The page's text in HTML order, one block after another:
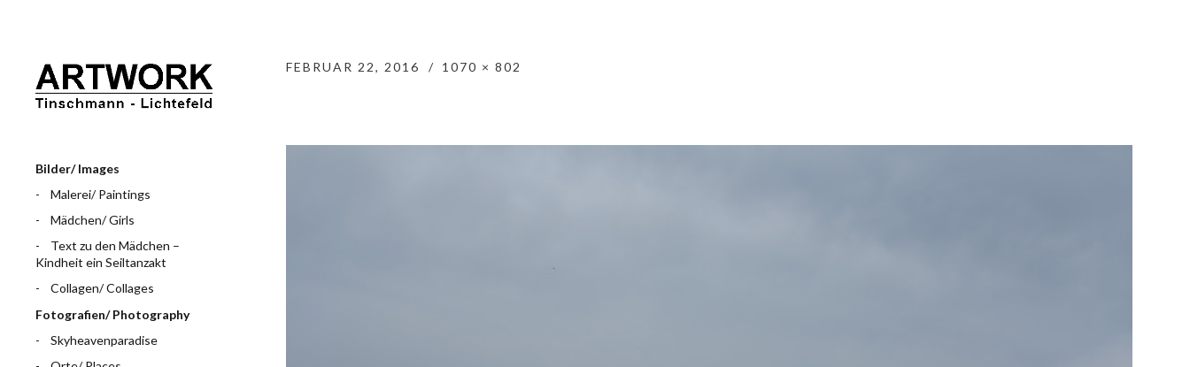
Bilder/ Images
Malerei/ Paintings
Mädchen/ Girls
Text zu den Mädchen –
Kindheit ein Seiltanzakt
Collagen/ Collages
Fotografien/ Photography
Skyheavenparadise
FEBRUAR 22, 2016 1070 × 802